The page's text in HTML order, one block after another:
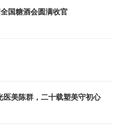
国糖酒会圆满收官
医美陈群，二十载塑美守初心